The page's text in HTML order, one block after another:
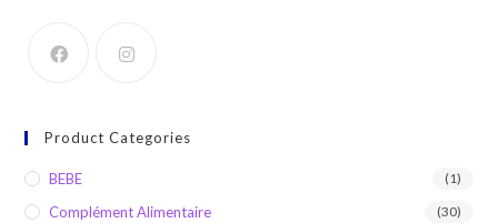
Product Categories
BEBE (1)
Complément Alimentaire (30)